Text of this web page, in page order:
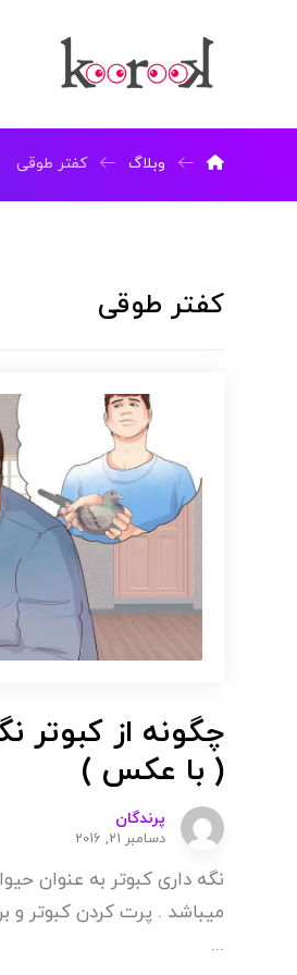
وبلاگ کفتر طوقی
کفتر طوقی
چگونه از کبوتر
( با عکس )
پرندگان
دسامبر 21, 2016
نگه داری کبوتر به عنوان
میباشد . پرت کردن کبوتر
...